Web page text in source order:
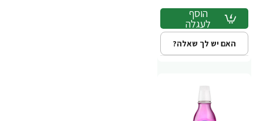
הוסף
לעגלה
האם יש לך שאלה?